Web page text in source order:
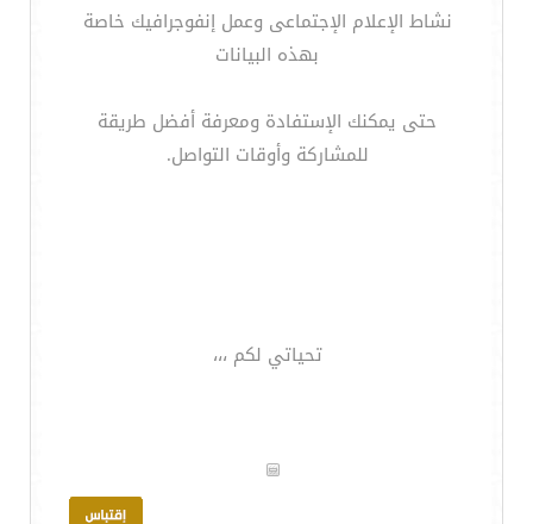
نشاط الإعلام الإجتماعى وعمل إنفوجرافيك خاصة
بهذه البيانات
حتى يمكنك الإستفادة ومعرفة أفضل طريقة
للمشاركة وأوقات التواصل.
تحياتي لكم ،،،